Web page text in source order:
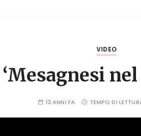
VIDEO
‘Mesagnesi
13 ANNI FA TEMPO DI